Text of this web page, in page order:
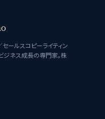
ールスコピーライティン
ジネス成長の専門家。株